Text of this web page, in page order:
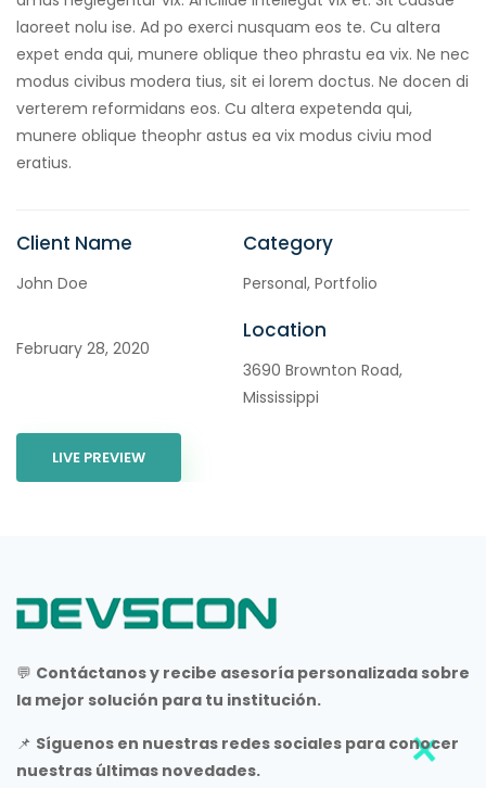
laoreet nolu ise. Ad po exerci nusquam eos te. Cu altera
expet enda qui, munere oblique theo phrastu ea vix. Ne nec
modus civibus modera tius, sit ei lorem doctus. Ne docen di
verterem reformidans eos. Cu altera expetenda qui,
munere oblique theophr astus ea vix modus civiu mod
eratius.
Client Name
John Doe
Category
Personal, Portfolio
February 28, 2020
Location
3690 Brownton Road,
Mississippi
LIVE PREVIEW
💬 Contáctanos y recibe asesoría personalizada sobre
la mejor solución para tu institución.
📌 Síguenos en nuestras redes sociales para conocer
nuestras últimas novedades.